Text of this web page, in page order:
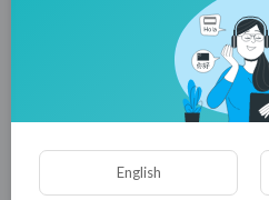
купанию, хочу отметить,
море гораздо лучше
смысле купания. И вода
концентрация соли в
плавал под водой с
меня совершенно не
English